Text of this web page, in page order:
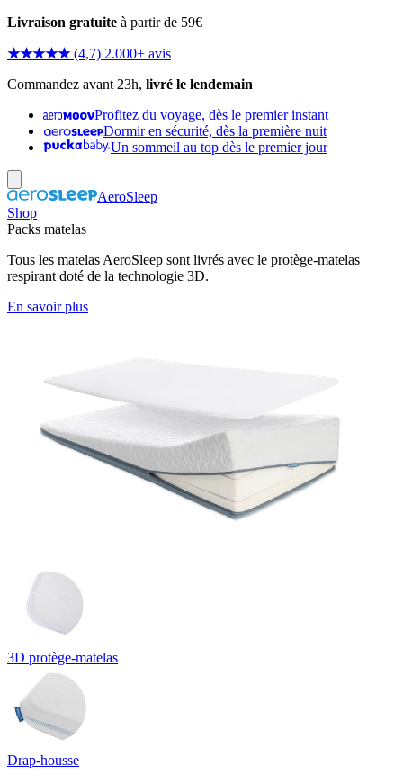
Livraison gratuite à partir de 59€
★★★★★ (4,7) 2.000+ avis
Commandez avant 23h, livré le lendemain
Profitez du voyage, dès le premier instant
Dormir en sécurité, dès la première nuit
Un sommeil au top dès le premier jour
AeroSleep
Shop
Packs matelas
Tous les matelas AeroSleep sont livrés avec le protège-matelas
respirant doté de la technologie 3D.
En savoir plus
3D protège-matelas
Drap-housse